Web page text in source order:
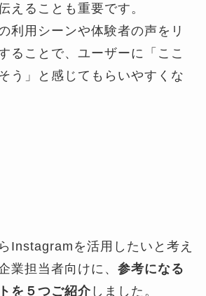
えることも重要です。
利用シーンや体験者の声をリ
ることで、ユーザーに「ここ
う」と感じてもらいやすくな
Instagramを活用したいと考え
業担当者向けに、 参考になる
を５つご紹介しました。